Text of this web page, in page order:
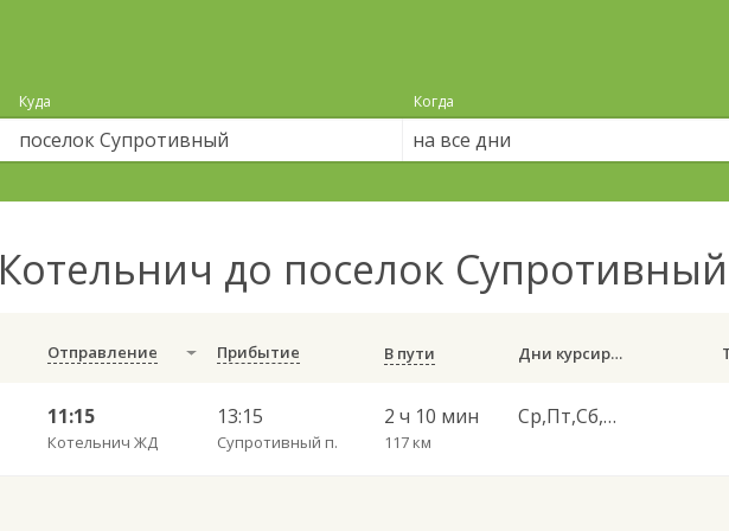
Куда Когда
на все дни
до поселок Супротивный
Отправление Прибытие В пути Дни курсирования
11:15
Котельнич ЖД
13:15
Супротивный п.
2 ч 10 мин
117 км
Ср,Пт,Сб,Вс